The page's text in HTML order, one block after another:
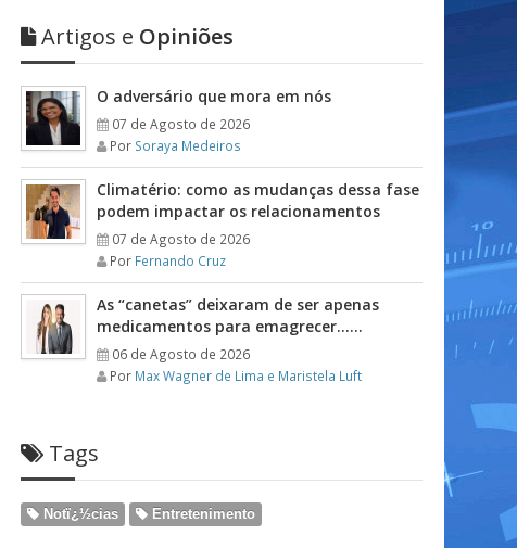
Artigos e Opiniões
O adversário que mora em nós
07 de Agosto de 2026
Por Soraya Medeiros
Climatério: como as mudanças dessa fase
podem impactar os relacionamentos
07 de Agosto de 2026
Por Fernando Cruz
As “canetas” deixaram de ser apenas
medicamentos para emagrecer……
06 de Agosto de 2026
Por Max Wagner de Lima e Maristela Luft
Tags
Notï¿½cias Entretenimento